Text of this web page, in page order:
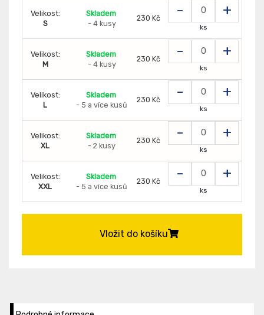
Velikost:
S
Skladem
- 4 kusy
230 Kč - +
ks
Velikost:
M
Skladem
- 4 kusy
230 Kč - +
ks
Velikost:
L
Skladem
- 5 a více kusů
230 Kč - +
ks
Velikost:
XL
Skladem
- 2 kusy
230 Kč - +
ks
Velikost:
XXL
Skladem
- 5 a více kusů
230 Kč - +
ks
Vložit do košíku